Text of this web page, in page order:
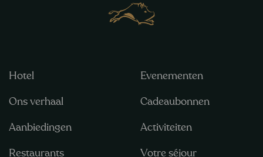
Hotel
Ons verhaal
Aanbiedingen
Restaurants
Evenementen
Cadeaubonnen
Activiteiten
Votre séjour